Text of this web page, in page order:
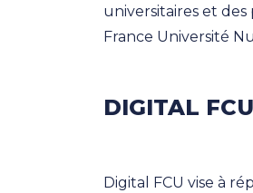
universitaires et
France Université
DIGITAL
Digital FCU vise à